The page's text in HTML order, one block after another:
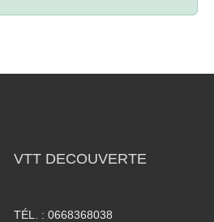
VTT DECOUVERTE
TÉL. : 0668368038